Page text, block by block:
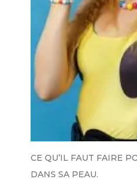
CE QU’IL FAUT FAIRE
DANS SA PEAU.